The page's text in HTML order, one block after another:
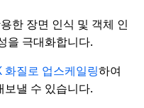
한 장면 인식 및 객체 인
을 극대화합니다.
화질로 업스케일링하여
낼 수 있습니다.